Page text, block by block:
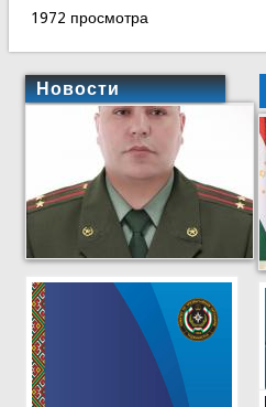
1972 просмотра
Новости